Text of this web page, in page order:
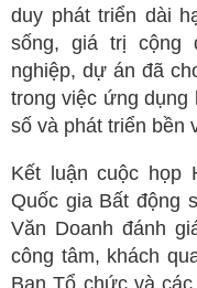
duy phát triển dài
sống, giá trị cộng
nghiệp, dự án đã
trong việc ứng dụng
số và phát triển bền
Kết luận cuộc họp
Quốc gia Bất động
Văn Doanh đánh
công tâm, khách
Ban Tổ chức và